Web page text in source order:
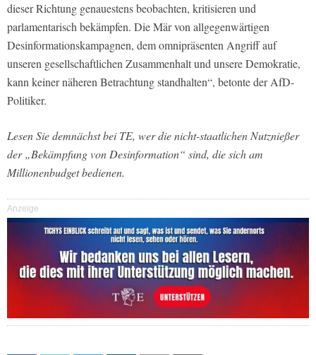
dieser Richtung genauestens beobachten, kritisieren und
parlamentarisch bekämpfen. Die Mär von allgegenwärtigen
Desinformationskampagnen, dem omnipräsenten Angriff auf
unseren gesellschaftlichen Zusammenhalt und unsere Demokratie,
kann keiner näheren Betrachtung standhalten“, betonte der AfD-
Politiker.
Lesen Sie demnächst bei TE, wer die nicht-staatlichen Nutznießer
der „Bekämpfung von Desinformation“ sind, die sich am
Millionenbudget bedienen.
Anzeige